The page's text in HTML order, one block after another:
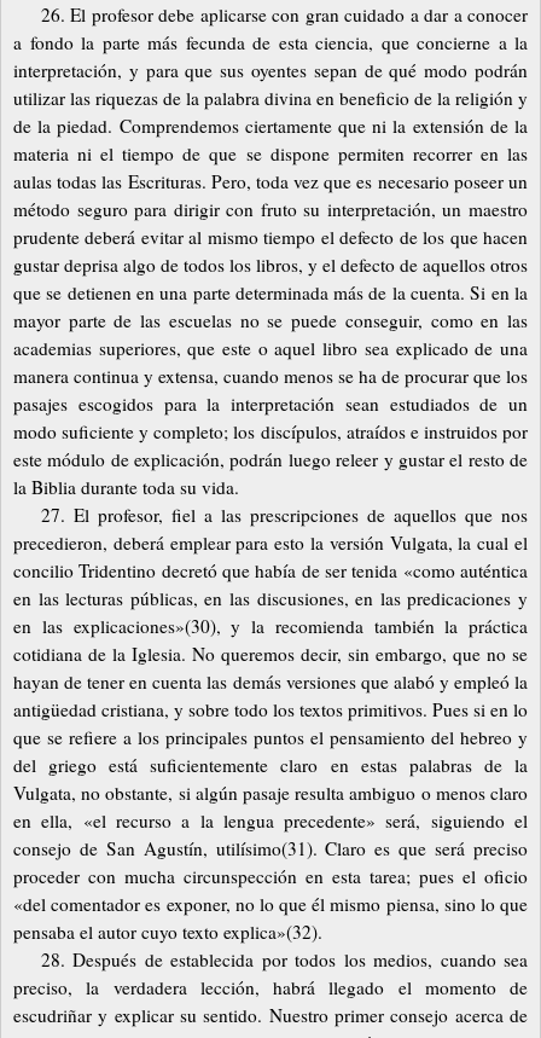
26. El profesor debe aplicarse con gran cuidado a dar a conocer
a fondo la parte más fecunda de esta ciencia, que concierne a la
interpretación, y para que sus oyentes sepan de qué modo podrán
utilizar las riquezas de la palabra divina en beneficio de la religión y
de la piedad. Comprendemos ciertamente que ni la extensión de la
materia ni el tiempo de que se dispone permiten recorrer en las
aulas todas las Escrituras. Pero, toda vez que es necesario poseer un
método seguro para dirigir con fruto su interpretación, un maestro
prudente deberá evitar al mismo tiempo el defecto de los que hacen
gustar deprisa algo de todos los libros, y el defecto de aquellos otros
que se detienen en una parte determinada más de la cuenta. Si en la
mayor parte de las escuelas no se puede conseguir, como en las
academias superiores, que este o aquel libro sea explicado de una
manera continua y extensa, cuando menos se ha de procurar que los
pasajes escogidos para la interpretación sean estudiados de un
modo suficiente y completo; los discípulos, atraídos e instruidos por
este módulo de explicación, podrán luego releer y gustar el resto de
la Biblia durante toda su vida.
27. El profesor, fiel a las prescripciones de aquellos que nos
precedieron, deberá emplear para esto la versión Vulgata, la cual el
concilio Tridentino decretó que había de ser tenida «como auténtica
en las lecturas públicas, en las discusiones, en las predicaciones y
en las explicaciones»(30), y la recomienda también la práctica
cotidiana de la Iglesia. No queremos decir, sin embargo, que no se
hayan de tener en cuenta las demás versiones que alabó y empleó la
antigüedad cristiana, y sobre todo los textos primitivos. Pues si en lo
que se refiere a los principales puntos el pensamiento del hebreo y
del griego está suficientemente claro en estas palabras de la
Vulgata, no obstante, si algún pasaje resulta ambiguo o menos claro
en ella, «el recurso a la lengua precedente» será, siguiendo el
consejo de San Agustín, utilísimo(31). Claro es que será preciso
proceder con mucha circunspección en esta tarea; pues el oficio
«del comentador es exponer, no lo que él mismo piensa, sino lo que
pensaba el autor cuyo texto explica»(32).
28. Después de establecida por todos los medios, cuando sea
preciso, la verdadera lección, habrá llegado el momento de
escudriñar y explicar su sentido. Nuestro primer consejo acerca de